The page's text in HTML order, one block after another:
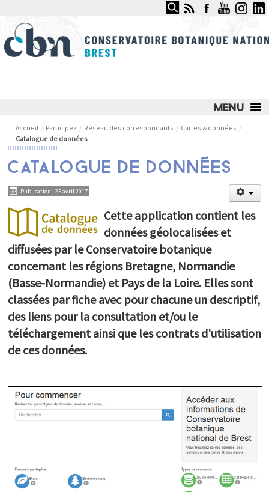
Rechercher
LE CONSERVATOIRE
NOS SERVICES ET COMPÉTENCES
NOS ACTIONS PHARES
JARDIN DU CONSERVATOIRE
OBSERVATOIRE DES MILIEUX NATURELS
OBSERVATOIRE DES PLANTES SAUVAGES
ESPACE DOCUMENTAIRE
PARTICIPEZ
Balades numériques
Enquetes participatives
Réseau des correspondants
Expositions itinérantes
Mécènes et donateurs
Accueil / Participez / Réseau des correspondants / Cartes & données /
Catalogue de données
CATALOGUE DE DONNÉES
Publication : 25 avril 2017
Cette application contient les
données géolocalisées et
diffusées par le Conservatoire botanique
concernant les régions Bretagne, Normandie
(Basse-Normandie) et Pays de la Loire. Elles sont
classées par fiche avec pour chacune un descriptif,
des liens pour la consultation et/ou le
téléchargement ainsi que les contrats d'utilisation
de ces données.